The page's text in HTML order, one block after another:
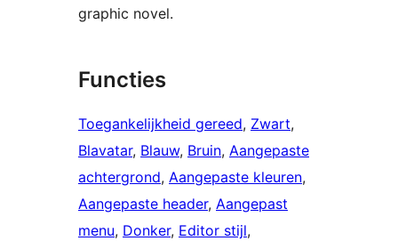
graphic novel.
Functies
Toegankelijkheid gereed, Zwart
Blavatar, Blauw, Bruin, Aangepaste
achtergrond, Aangepaste kleuren
Aangepaste header, Aangepast
menu, Donker, Editor stijl